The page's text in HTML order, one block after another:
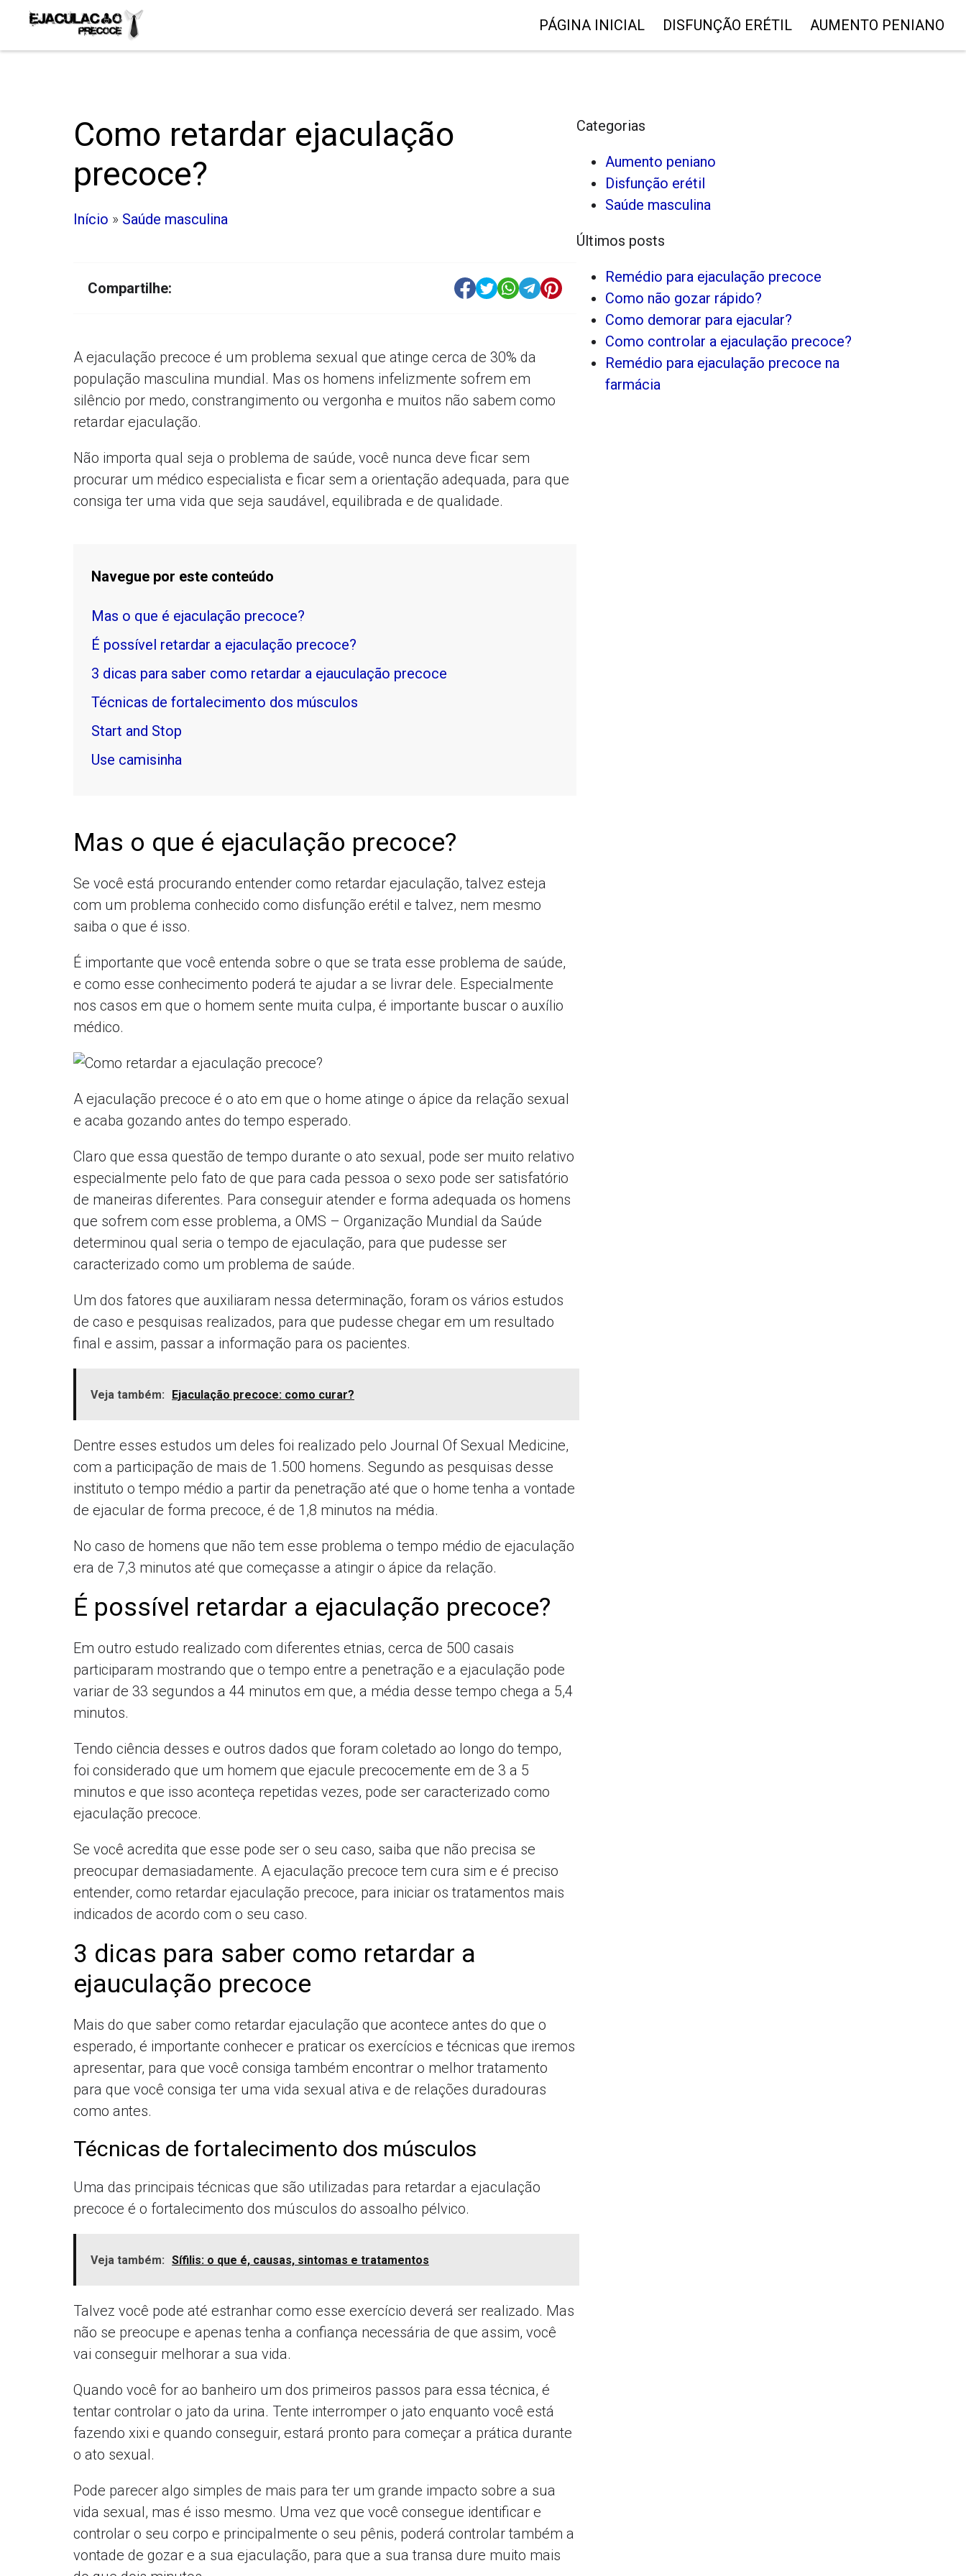
PÁGINA INICIAL DISFUNÇÃO ERÉTIL AUMENTO PENIANO
Como retardar ejaculação
precoce?
Início » Saúde masculina
Compartilhe:
A ejaculação precoce é um problema sexual que atinge cerca de 30% da
população masculina mundial. Mas os homens infelizmente sofrem em
silêncio por medo, constrangimento ou vergonha e muitos não sabem como
retardar ejaculação.
Não importa qual seja o problema de saúde, você nunca deve ficar sem
procurar um médico especialista e ficar sem a orientação adequada, para que
consiga ter uma vida que seja saudável, equilibrada e de qualidade.
Navegue por este conteúdo
Mas o que é ejaculação precoce?
É possível retardar a ejaculação precoce?
3 dicas para saber como retardar a ejauculação precoce
Técnicas de fortalecimento dos músculos
Start and Stop
Use camisinha
Mas o que é ejaculação precoce?
Se você está procurando entender como retardar ejaculação, talvez esteja
com um problema conhecido como disfunção erétil e talvez, nem mesmo
saiba o que é isso.
É importante que você entenda sobre o que se trata esse problema de saúde,
e como esse conhecimento poderá te ajudar a se livrar dele. Especialmente
nos casos em que o homem sente muita culpa, é importante buscar o auxílio
médico.
A ejaculação precoce é o ato em que o home atinge o ápice da relação sexual
e acaba gozando antes do tempo esperado.
Claro que essa questão de tempo durante o ato sexual, pode ser muito relativo
especialmente pelo fato de que para cada pessoa o sexo pode ser satisfatório
de maneiras diferentes. Para conseguir atender e forma adequada os homens
que sofrem com esse problema, a OMS – Organização Mundial da Saúde
determinou qual seria o tempo de ejaculação, para que pudesse ser
caracterizado como um problema de saúde.
Um dos fatores que auxiliaram nessa determinação, foram os vários estudos
de caso e pesquisas realizados, para que pudesse chegar em um resultado
final e assim, passar a informação para os pacientes.
Veja também: Ejaculação precoce: como curar?
Dentre esses estudos um deles foi realizado pelo Journal Of Sexual Medicine,
com a participação de mais de 1.500 homens. Segundo as pesquisas desse
instituto o tempo médio a partir da penetração até que o home tenha a vontade
de ejacular de forma precoce, é de 1,8 minutos na média.
No caso de homens que não tem esse problema o tempo médio de ejaculação
era de 7,3 minutos até que começasse a atingir o ápice da relação.
É possível retardar a ejaculação precoce?
Em outro estudo realizado com diferentes etnias, cerca de 500 casais
participaram mostrando que o tempo entre a penetração e a ejaculação pode
variar de 33 segundos a 44 minutos em que, a média desse tempo chega a 5,4
minutos.
Tendo ciência desses e outros dados que foram coletado ao longo do tempo,
foi considerado que um homem que ejacule precocemente em de 3 a 5
minutos e que isso aconteça repetidas vezes, pode ser caracterizado como
ejaculação precoce.
Se você acredita que esse pode ser o seu caso, saiba que não precisa se
preocupar demasiadamente. A ejaculação precoce tem cura sim e é preciso
entender, como retardar ejaculação precoce, para iniciar os tratamentos mais
indicados de acordo com o seu caso.
3 dicas para saber como retardar a
ejauculação precoce
Mais do que saber como retardar ejaculação que acontece antes do que o
esperado, é importante conhecer e praticar os exercícios e técnicas que iremos
apresentar, para que você consiga também encontrar o melhor tratamento
para que você consiga ter uma vida sexual ativa e de relações duradouras
como antes.
Técnicas de fortalecimento dos músculos
Uma das principais técnicas que são utilizadas para retardar a ejaculação
precoce é o fortalecimento dos músculos do assoalho pélvico.
Veja também: Sífilis: o que é, causas, sintomas e tratamentos
Talvez você pode até estranhar como esse exercício deverá ser realizado. Mas
não se preocupe e apenas tenha a confiança necessária de que assim, você
vai conseguir melhorar a sua vida.
Quando você for ao banheiro um dos primeiros passos para essa técnica, é
tentar controlar o jato da urina. Tente interromper o jato enquanto você está
fazendo xixi e quando conseguir, estará pronto para começar a prática durante
o ato sexual.
Pode parecer algo simples de mais para ter um grande impacto sobre a sua
vida sexual, mas é isso mesmo. Uma vez que você consegue identificar e
controlar o seu corpo e principalmente o seu pênis, poderá controlar também a
vontade de gozar e a sua ejaculação, para que a sua transa dure muito mais
Categorias
Aumento peniano
Disfunção erétil
Saúde masculina
Últimos posts
Remédio para ejaculação precoce
Como não gozar rápido?
Como demorar para ejacular?
Como controlar a ejaculação precoce?
Remédio para ejaculação precoce na
farmácia